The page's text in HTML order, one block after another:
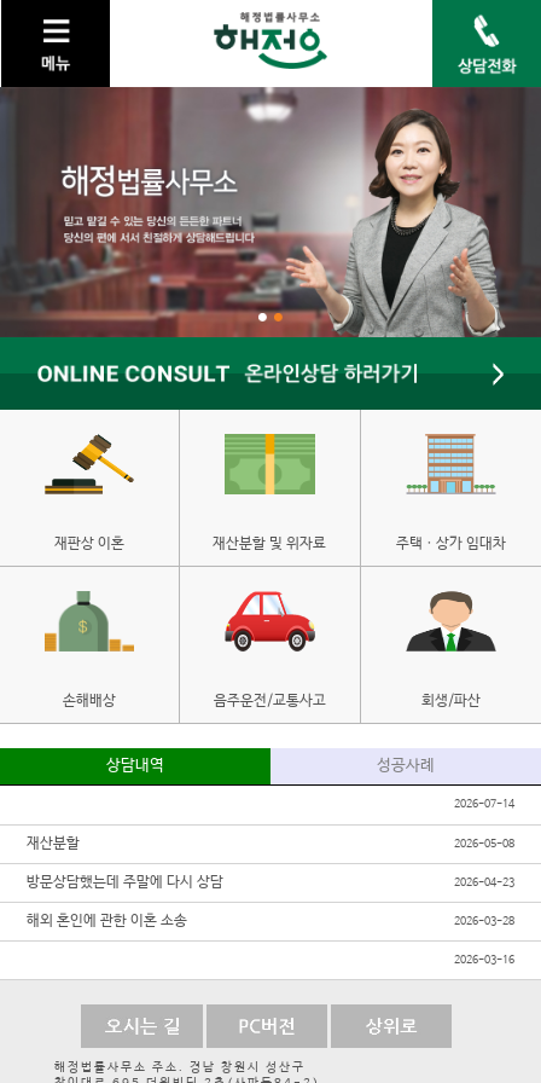
법률사무소 소개 keyboard_arrow_right
가정법률
keyboard_arrow_right
개인회생/개인파산 keyboard_arrow_right
고객센터 keyboard_arrow_right
재판상 이혼 재산분할 및 위자료 주택ㆍ상가 임대차
손해배상 음주운전/교통사고 회생/파산
상담내역 성공사례
2026-07-14
재산분할 2026-05-08
방문상담했는데 주말에 다시 상담 2026-04-23
해외 혼인에 관한 이혼 소송 2026-03-28
2026-03-16
해정법률사무소 주소. 경남 창원시 성산구